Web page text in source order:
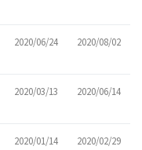
2020/06/24 2020/08/02
2020/03/13 2020/06/14
2020/01/14 2020/02/29